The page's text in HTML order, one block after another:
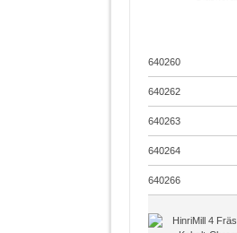
640260
640262
640263
640264
640266